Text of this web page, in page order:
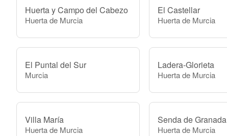
Huerta y Campo del Cabezo
Huerta de Murcia
El Castellar
Huerta de Murcia
El Puntal del Sur
Murcia
Ladera-Glorieta
Huerta de Murcia
Villa María
Huerta de Murcia
Senda de Granada
Huerta de Murcia